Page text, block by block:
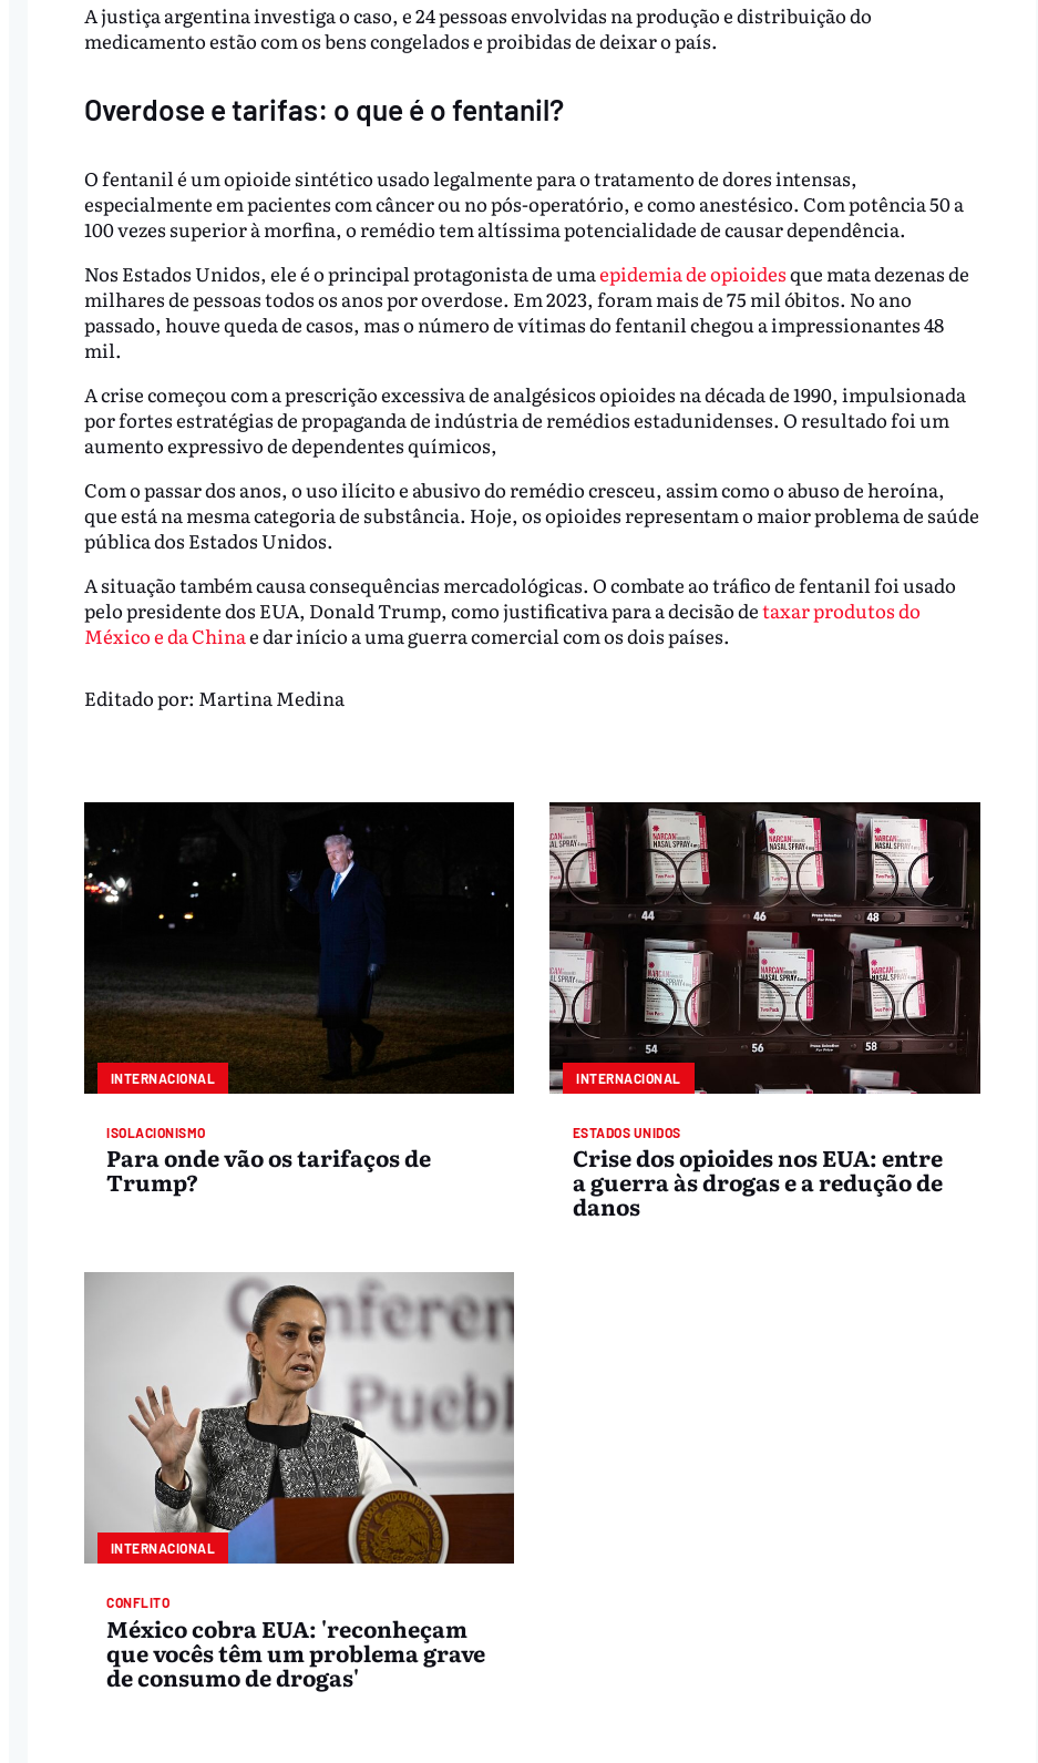
A justiça argentina investiga o caso, e 24 pessoas envolvidas na produção e distribuição do
medicamento estão com os bens congelados e proibidas de deixar o país.
Overdose e tarifas: o que é o fentanil?
O fentanil é um opioide sintético usado legalmente para o tratamento de dores intensas,
especialmente em pacientes com câncer ou no pós-operatório, e como anestésico. Com potência 50 a
100 vezes superior à morfina, o remédio tem altíssima potencialidade de causar dependência.
Nos Estados Unidos, ele é o principal protagonista de umaepidemia de opioidesque mata dezenas de
milhares de pessoas todos os anos por overdose. Em 2023, foram mais de 75 mil óbitos. No ano
passado, houve queda de casos, mas o número de vítimas do fentanil chegou a impressionantes 48
mil.
A crise começou com a prescrição excessiva de analgésicos opioides na década de 1990, impulsionada
por fortes estratégias de propaganda de indústria de remédios estadunidenses. O resultado foi um
aumento expressivo de dependentes químicos,
Com o passar dos anos, o uso ilícito e abusivo do remédio cresceu, assim como o abuso de heroína,
que está na mesma categoria de substância. Hoje, os opioides representam o maior problema de saúde
pública dos Estados Unidos.
A situação também causa consequências mercadológicas. O combate ao tráfico de fentanil foi usado
pelo presidente dos EUA, Donald Trump, como justificativa para a decisão detaxar produtos do
México e da Chinae dar início a uma guerra comercial com os dois países.
Editado por: Martina Medina
INTERNACIONAL
ISOLACIONISMO
Para onde vão os tarifaços de
Trump?
INTERNACIONAL
ESTADOS UNIDOS
Crise dos opioides nos EUA: entre
a guerra às drogas e a redução de
danos
INTERNACIONAL
CONFLITO
México cobra EUA: 'reconheçam
que vocês têm um problema grave
de consumo de drogas'